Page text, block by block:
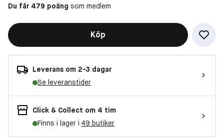
Du får 479 poäng som medlem
Köp
Leverans om 2-3 dagar
Se leveranstider
Click & Collect om 4 tim
Finns i lager i 49 butiker